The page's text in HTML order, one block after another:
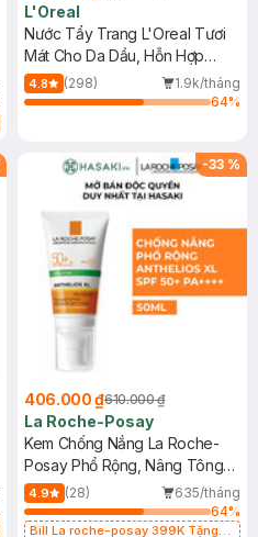
L'Oreal
Nước Tẩy Trang L'Oreal Tươi
Mát Cho Da Dầu, Hỗn Hợp
400ml
4.8 (298)
1.9k/tháng
64%
-33 %
406.000 ₫610.000 ₫
La Roche-Posay
Kem Chống Nắng La Roche-
Posay Phổ Rộng, Nâng Tông
Kiềm Dầu 50ml
4.9 (28)
635/tháng
64%
Bill La roche-posay 399K Tặng